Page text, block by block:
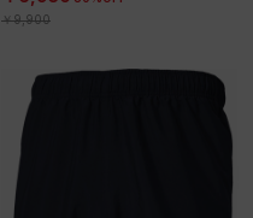
￥9,900